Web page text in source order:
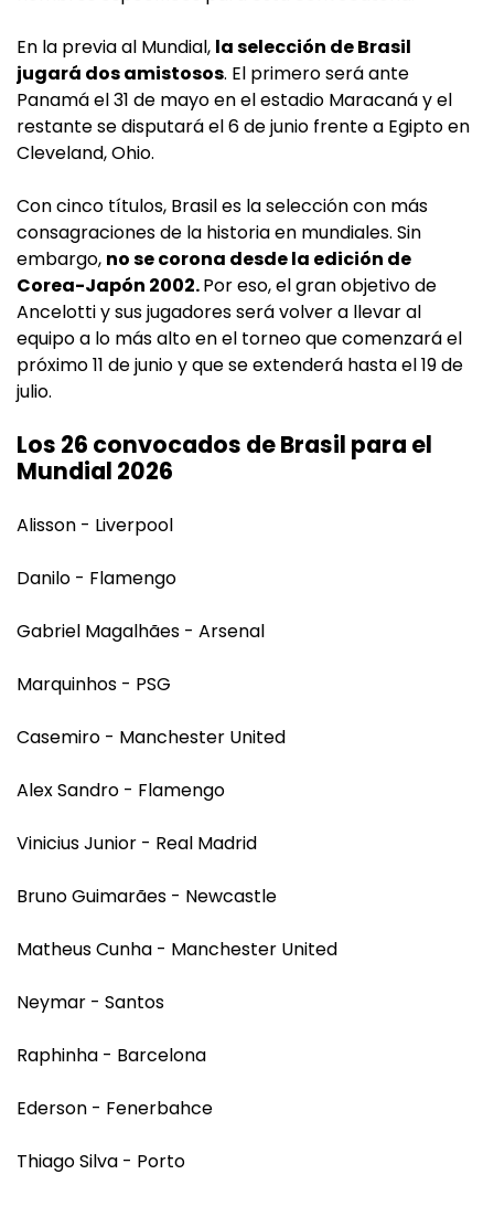
En la previa al Mundial, la selección de Brasil
jugará dos amistosos. El primero será ante
Panamá el 31 de mayo en el estadio Maracaná y el
restante se disputará el 6 de junio frente a Egipto en
Cleveland, Ohio.
Con cinco títulos, Brasil es la selección con más
consagraciones de la historia en mundiales. Sin
embargo, no se corona desde la edición de
Corea-Japón 2002.Por eso, el gran objetivo de
Ancelotti y sus jugadores será volver a llevar al
equipo a lo más alto en el torneo que comenzará el
próximo 11 de junio y que se extenderá hasta el 19 de
julio.
Los 26 convocados de Brasil para el
Mundial 2026
Alisson - Liverpool
Danilo - Flamengo
Gabriel Magalhães - Arsenal
Marquinhos - PSG
Casemiro - Manchester United
Alex Sandro - Flamengo
Vinicius Junior - Real Madrid
Bruno Guimarães - Newcastle
Matheus Cunha - Manchester United
Neymar - Santos
Raphinha - Barcelona
Ederson - Fenerbahce
Thiago Silva - Porto